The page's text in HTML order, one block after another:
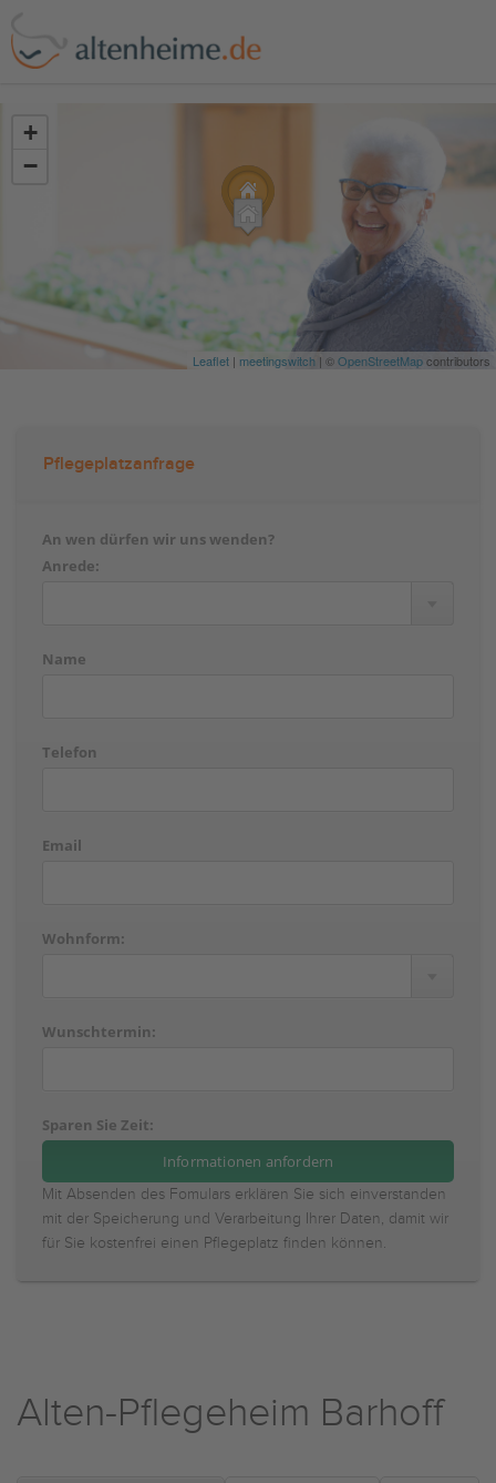
+
−
Leaflet | meetingswitch | ©OpenStreetMapcontributors
Pflegeplatzanfrage
An wen dürfen wir uns wenden?
Anrede:
Name
Telefon
Email
Wohnform:
Wunschtermin:
Sparen Sie Zeit:
Mit Absenden des Fomulars erklären Sie sich einverstanden
mit der Speicherung und Verarbeitung Ihrer Daten, damit wir
für Sie kostenfrei einen Pflegeplatz finden können.
Alten-Pflegeheim Barhoff